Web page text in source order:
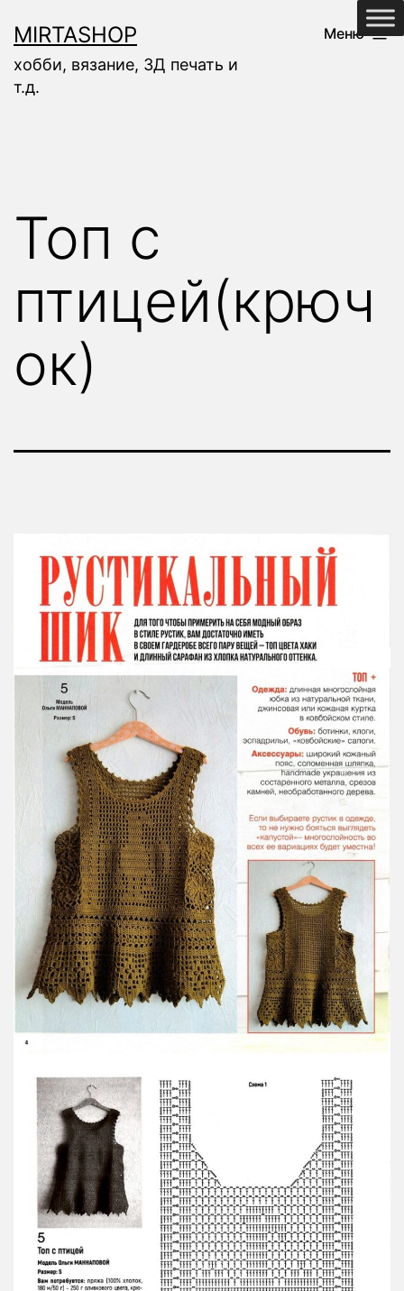
содержимому
MIRTASHOP
хобби, вязание, 3Д печать и
т.д.
Меню
Топ с
птицей(крюч
ок)